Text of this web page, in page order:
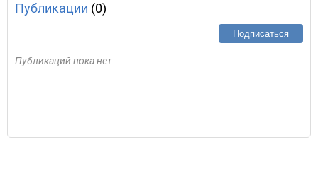
Публикации (0)
Подписаться
Публикаций пока нет